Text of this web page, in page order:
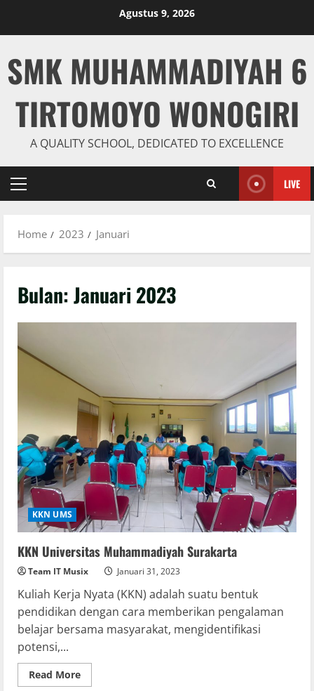
Agustus 9, 2026
SMK MUHAMMADIYAH 6
TIRTOMOYO WONOGIRI
A QUALITY SCHOOL, DEDICATED TO EXCELLENCE
Primary
LIVE
Home 2023 Januari
Bulan:Januari 2023
KKN UMS
KKN Universitas Muhammadiyah Surakarta
Team IT Musix Januari 31, 2023
Kuliah Kerja Nyata (KKN) adalah suatu bentuk
pendidikan dengan cara memberikan pengalaman
belajar bersama masyarakat, mengidentifikasi
potensi,...
Read MoreRead
more